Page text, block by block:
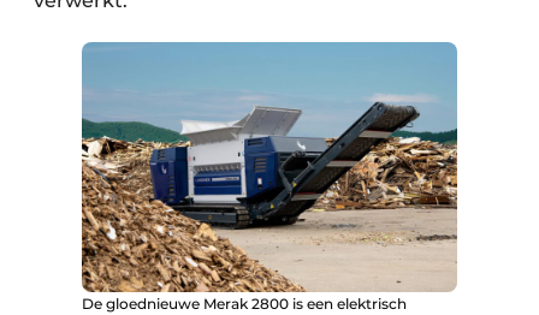
De gloednieuwe Merak 2800 is een elektrisch